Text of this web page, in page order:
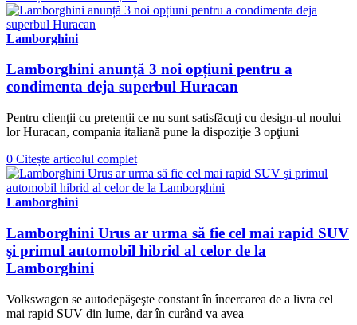
Lamborghini
Lamborghini anunță 3 noi opțiuni pentru a
condimenta deja superbul Huracan
Pentru clienţii cu pretenții ce nu sunt satisfăcuţi cu design-ul noului
lor Huracan, compania italiană pune la dispoziţie 3 opţiuni
0 Citește articolul complet
Lamborghini
Lamborghini Urus ar urma să fie cel mai rapid SUV
şi primul automobil hibrid al celor de la
Lamborghini
Volkswagen se autodepăşeşte constant în încercarea de a livra cel
mai rapid SUV din lume, dar în curând va avea